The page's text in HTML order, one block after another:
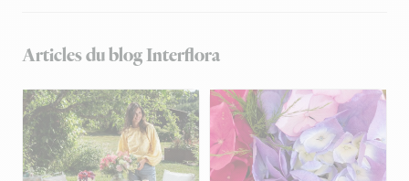
Articles du blog Interflora